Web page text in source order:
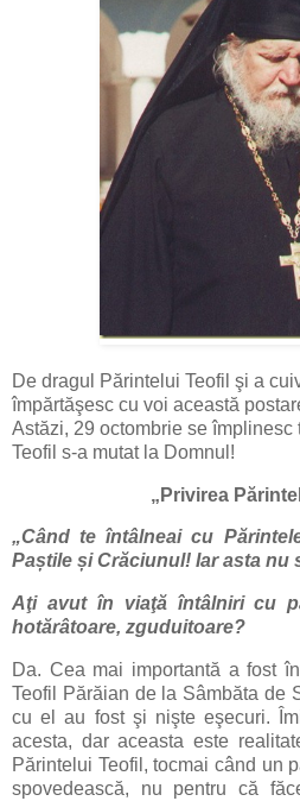
De dragul Părintelui Teofil şi a
împărtăşesc cu voi această
Astăzi, 29 octombrie se
Teofil s-a mutat la Domnul!
„Privirea
„Când te întâlneai cu
Paștile și Crăciunul! Iar asta nu
Aţi avut în viaţă întâlniri cu
hotărâtoare, zguduitoare?
Da. Cea mai importantă a fost
Teofil Părăian de la Sâmbăta de
cu el au fost şi nişte eşecuri.
acesta, dar aceasta este
Părintelui Teofil, tocmai când un
spovedească, nu pentru că